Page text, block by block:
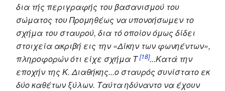
δια τής περιγραφής του βασανισμού του
σώματος του Προμηθέως να υπονοήσωμεν το
σχήμα του σταυρού, δια τό οποίον όμως δίδει
στοιχεία ακριβή εις την «Δίκην των φωνηέντων»,
πληροφορών ότι είχε σχήμα Τ[18]...Κατά την
εποχήν της Κ. Διαθήκης...ο σταυρός συνίστατο εκ
δύο καθέτων ξύλων. Ταύτα ηδύναντο να έχουν